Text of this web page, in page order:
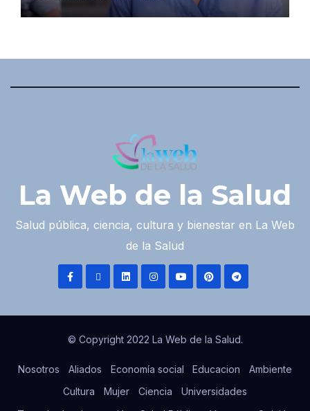
La Web de la Salud
Salud pública, ciencia, cultura y bienestar en La Web
de la Salud
© Copyright 2022 La Web de la Salud.
Nosotros Aliados Economía social Educacion
Ambiente
Cultura
Mujer Ciencia
Universidades